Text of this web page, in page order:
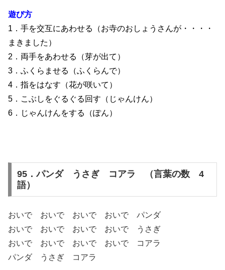
遊び方
1．手を交互にあわせる（お寺のおしょうさんが・・・・
まきました）
2．両手をあわせる（芽が出て）
3．ふくらませる（ふくらんで）
4．指をはなす（花が咲いて）
5．こぶしをぐるぐる回す（じゃんけん）
6．じゃんけんをする（ぽん）
95．パンダ うさぎ コアラ （言葉の数 4
語）
おいで おいで おいで おいで パンダ
おいで おいで おいで おいで うさぎ
おいで おいで おいで おいで コアラ
パンダ うさぎ コアラ